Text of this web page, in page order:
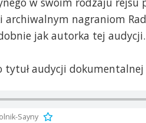
nagraniom
jak autorka tej audycji.
audycji dokumentalnej
Sayny